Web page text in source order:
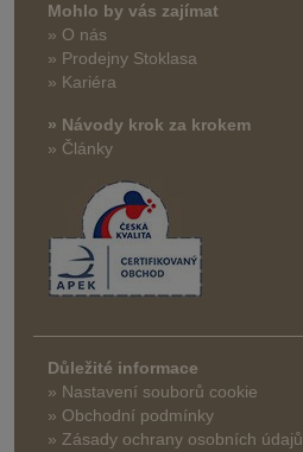
Mohlo by vás zajímat
» O nás
» Prodejny Stoklasa
» Kariéra
» Návody krok za krokem
» Články
Důležité informace
» Nastavení souborů cookie
» Obchodní podmínky
» Zásady ochrany osobních údajů